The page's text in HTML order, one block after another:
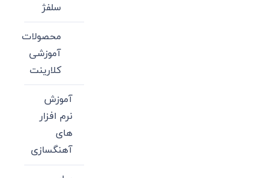
سلفژ
محصولات
آموزشی
کلارینت
آموزش
نرم افزار
های
آهنگسازی